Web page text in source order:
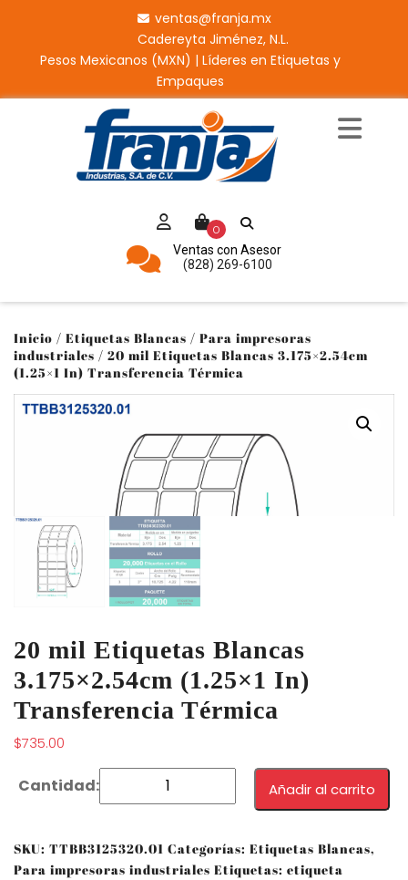
ventas@franja.mx
Cadereyta Jiménez, N.L.
Pesos Mexicanos (MXN) | Líderes en Etiquetas y
Empaques
0
Ventas con Asesor
(828) 269-6100
Inicio / Etiquetas Blancas / Para impresoras
industriales / 20 mil Etiquetas Blancas 3.175×2.54cm
(1.25×1 In) Transferencia Térmica
20 mil Etiquetas Blancas
3.175×2.54cm (1.25×1 In)
Transferencia Térmica
$735.00
Añadir al carrito
SKU: TTBB3125320.01 Categorías: Etiquetas Blancas,
Para impresoras industriales Etiquetas: etiqueta